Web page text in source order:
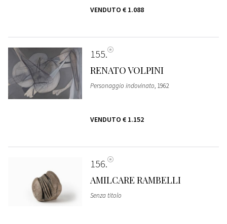
VENDUTO € 1.088
155
RENATO VOLPINI
Personaggio indovinato, 1962
VENDUTO € 1.152
156
AMILCARE RAMBELLI
Senza titolo